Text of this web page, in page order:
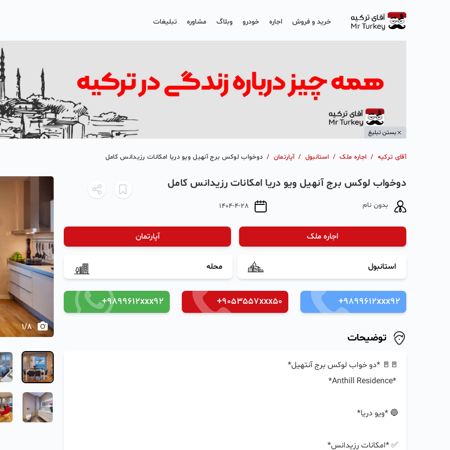
خرید و فروش اجاره خودرو وبلاگ مشاوره تبلیغات
بستن تبلیغ
آقای ترکیه / اجاره ملک / استانبول / آپارتمان / دوخواب لوکس برج آنهیل ویو دریا امکانات رزیدانس کامل
دوخواب لوکس برج آنهیل ویو دریا امکانات رزیدانس کامل
بدون نام 1404-4-28
اجاره ملک آپارتمان
استانبول محله
+9899612xxx92
+9053557xxx50
+9899612xxx92
توضیحات
‹
1/8